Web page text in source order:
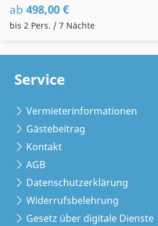
ab 498,00 €
bis 2 Pers. / 7 Nächte
Service
Vermieterinformationen
Gästebeitrag
Kontakt
AGB
Datenschutzerklärung
Widerrufsbelehrung
Gesetz über digitale Dienste